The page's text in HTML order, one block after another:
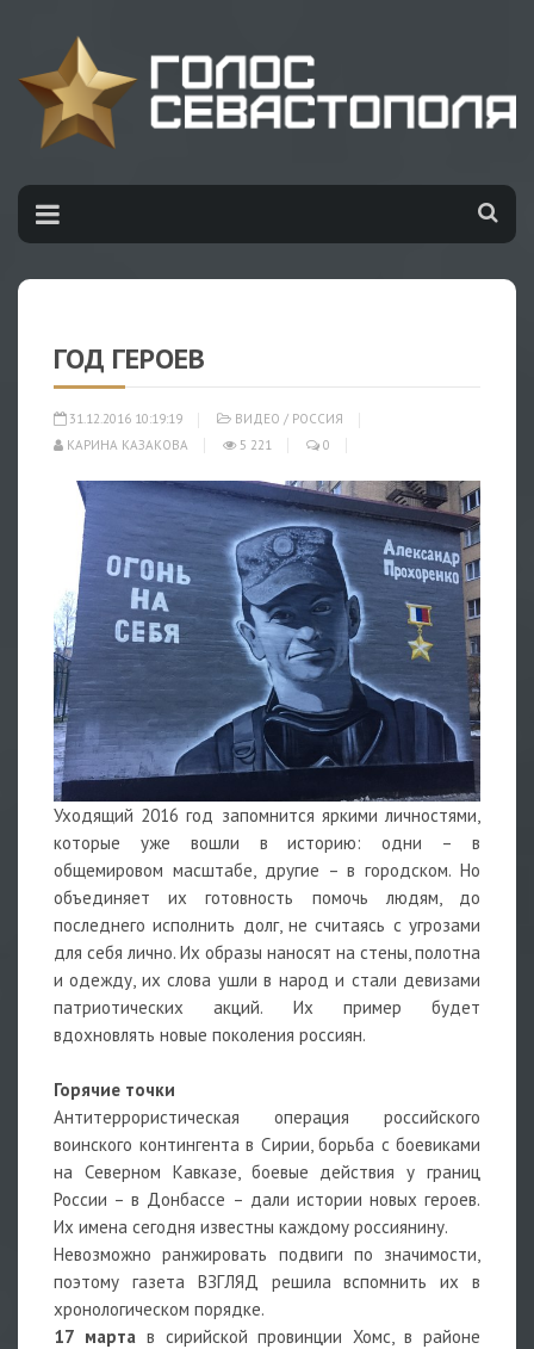
ГОД ГЕРОЕВ
31.12.2016 10:19:19 ВИДЕО / РОССИЯ
КАРИНА КАЗАКОВА
5 221 0
Уходящий 2016 год запомнится яркими личностями,
которые уже вошли в историю: одни – в
общемировом масштабе, другие – в городском. Но
объединяет их готовность помочь людям, до
последнего исполнить долг, не считаясь с угрозами
для себя лично. Их образы наносят на стены, полотна
и одежду, их слова ушли в народ и стали девизами
патриотических акций. Их пример будет
вдохновлять новые поколения россиян.
Горячие точки
Антитеррористическая операция российского
воинского контингента в Сирии, борьба с боевиками
на Северном Кавказе, боевые действия у границ
России – в Донбассе – дали истории новых героев.
Их имена сегодня известны каждому россиянину.
Невозможно ранжировать подвиги по значимости,
поэтому газета ВЗГЛЯД решила вспомнить их в
хронологическом порядке.
17 марта в сирийской провинции Хомс, в районе